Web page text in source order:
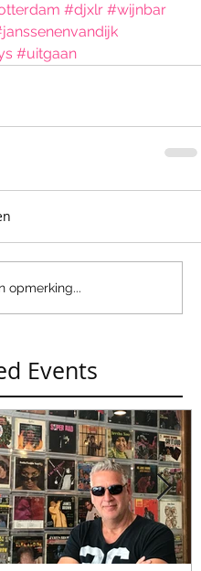
#djxlr #wijnbar
#uitgaan
opmerking...
Events